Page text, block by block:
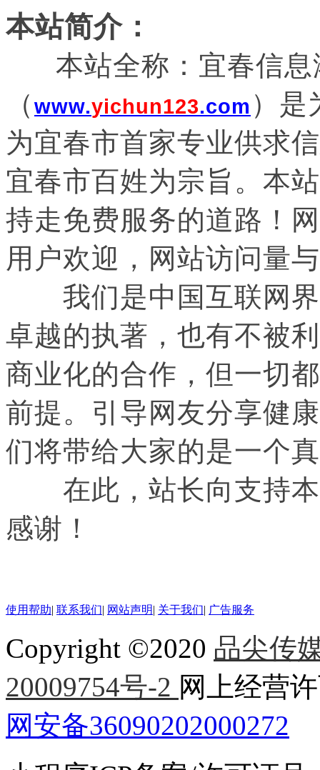
本站简介：
本站全称：宜春信息
（ www.yichun123.com ）是
为宜春市首家专业供求
宜春市百姓为宗旨。本
持走免费服务的道路！
用户欢迎，网站访问量
我们是中国互联网界
卓越的执著，也有不被
商业化的合作，但一切
前提。引导网友分享健
们将带给大家的是一个
在此，站长向支持本
感谢！
使用帮助| 联系我们| 网站声明| 关于我们| 广告服务
Copyright ©2020 品尖传
20009754号-2 网上经营
网安备36090202000272